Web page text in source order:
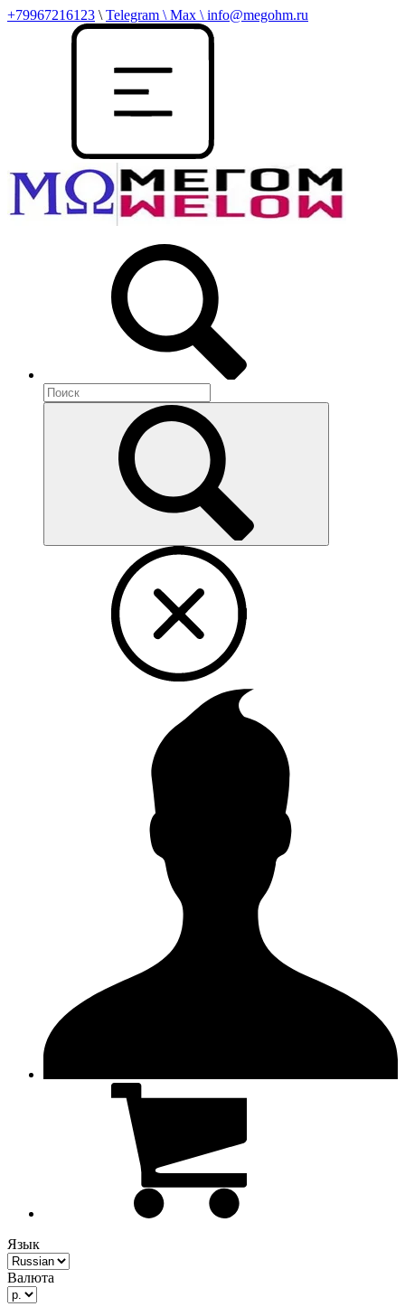
+79967216123 \ Telegram \ Max \ info@megohm.ru
Язык
Валюта